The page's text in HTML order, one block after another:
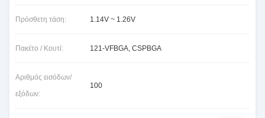
Πρόσθετη τάση: 1.14V ~ 1.26V
Πακέτο / Κουτί: 121-VFBGA, CSPBGA
Αριθμός εισόδων/
εξόδων:
100